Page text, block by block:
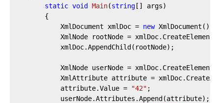
static void Main(string [] args)
        {
            XmlDocument xmlDoc =
new XmlDocument();
            XmlNode rootNode = xmlDoc.CreateElement(
            xmlDoc.AppendChild(rootNode);
            XmlNode userNode = xmlDoc.CreateElement(
XmlAttribute attribute =
            attribute.Value =
"42" ;
            userNode.Attributes.Append(attribute);